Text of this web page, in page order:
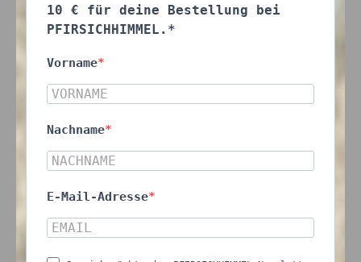
10 € für deine Bestellung bei
PFIRSICHHIMMEL.*
Vorname
Nachname
E-Mail-Adresse